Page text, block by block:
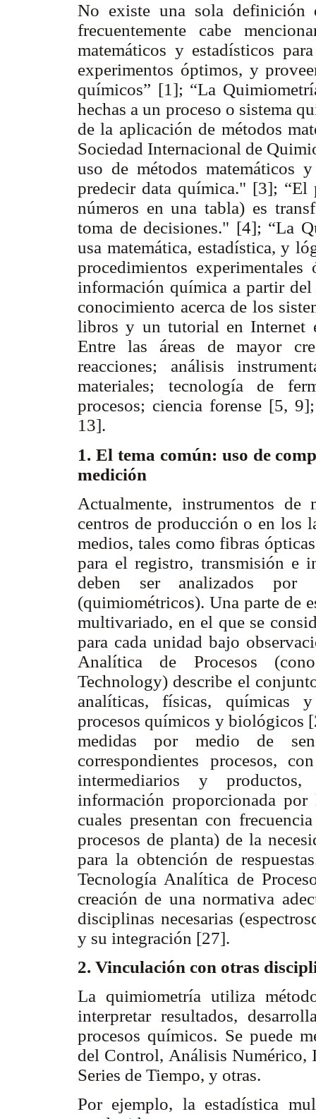
No existe una sola definición
frecuentemente cabe
matemáticos y estadísticos
experimentos óptimos, y
químicos” [1]; “La
hechas a un proceso o sistema
de la aplicación de métodos
Sociedad Internacional de
uso de métodos matemáticos
predecir data química." [3];
números en una tabla) es
toma de decisiones." [4]; “La
usa matemática, estadística, y
procedimientos
información química a partir
conocimiento acerca de los
libros y un tutorial en Internet
Entre las áreas de mayor
reacciones; análisis
materiales; tecnología de
procesos; ciencia forense [5,
13].
1. El tema común: uso de
medición
Actualmente, instrumentos
centros de producción o en los
medios, tales como fibras
para el registro, transmisión e
deben ser analizados por
(quimiométricos). Una parte de
multivariado, en el que se
para cada unidad bajo
Analítica de Procesos
Technology) describe el
analíticas, físicas, químicas y
procesos químicos y biológicos
medidas por medio de
correspondientes procesos,
intermediarios y
información proporcionada
cuales presentan con
procesos de planta) de la
para la obtención de
Tecnología Analítica de
creación de una normativa
disciplinas necesarias
y su integración [27].
2. Vinculación con otras
La quimiometría utiliza
interpretar resultados,
procesos químicos. Se puede
del Control, Análisis Numérico,
Series de Tiempo, y otras.
Por ejemplo, la estadística